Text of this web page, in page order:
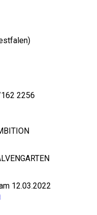
2256
12.03.2022